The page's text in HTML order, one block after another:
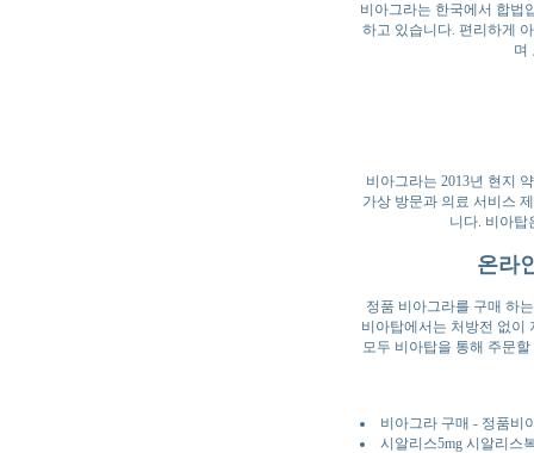
비아그라는 한국에서 합법
하고 있습니다. 편리하게
며
비아그라는 2013년 현지
가상 방문과 의료 서비스
니다. 비아탑
온라
정품 비아그라를 구매 하
비아탑에서는 처방전 없이
모두 비아탑을 통해 주문
비아그라 구매 - 정품비
시알리스5mg 시알리스